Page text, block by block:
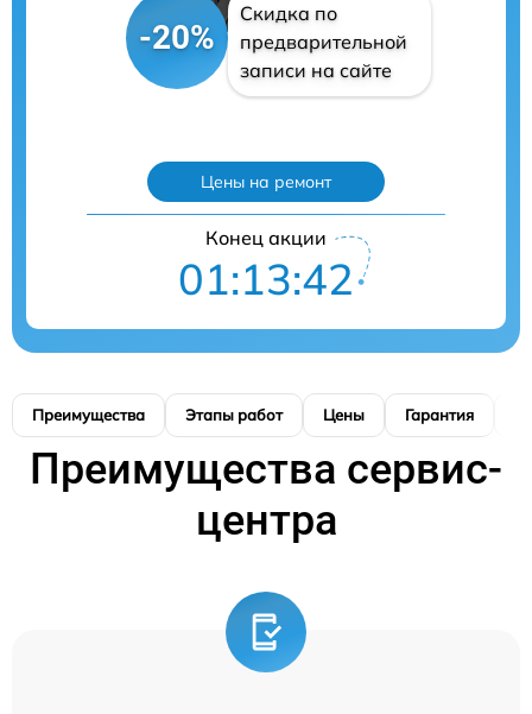
-20%
Скидка по
предварительной
записи на сайте
Цены на ремонт
Конец акции
01:13:41
Преимущества Этапы работ Цены Гарантия
Преимущества сервис-
центра